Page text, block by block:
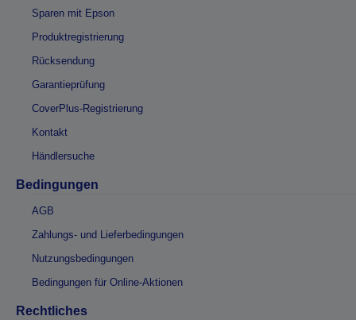
Sparen mit Epson
Produktregistrierung
Rücksendung
Garantieprüfung
CoverPlus-Registrierung
Kontakt
Händlersuche
Bedingungen
AGB
Zahlungs- und Lieferbedingungen
Nutzungsbedingungen
Bedingungen für Online-Aktionen
Rechtliches